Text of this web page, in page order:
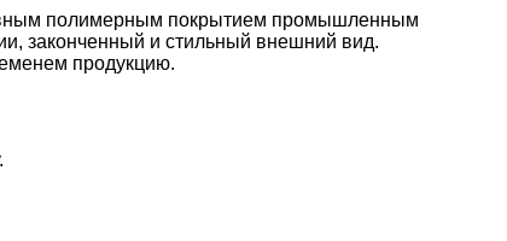
полимерным покрытием промышленным
законченный и стильный внешний вид.
продукцию.